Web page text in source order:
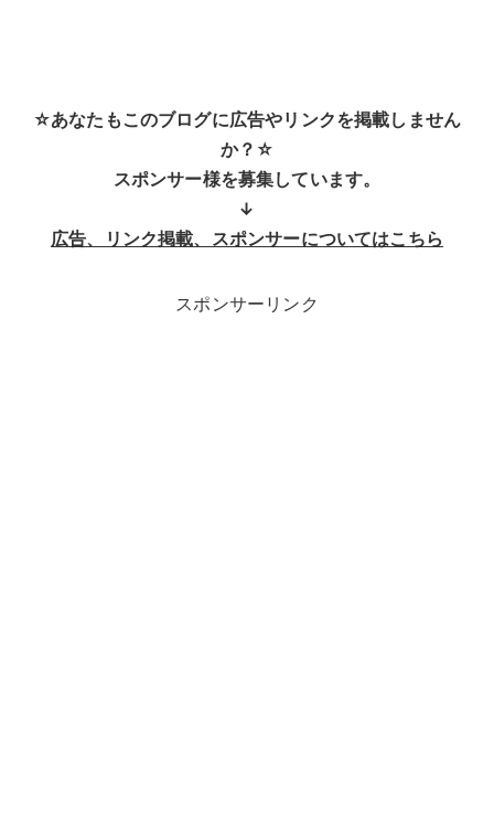
☆あなたもこのブログに広告やリンクを掲載しません
か？☆
スポンサー様を募集しています。
↓
広告、リンク掲載、スポンサーについてはこちら
スポンサーリンク